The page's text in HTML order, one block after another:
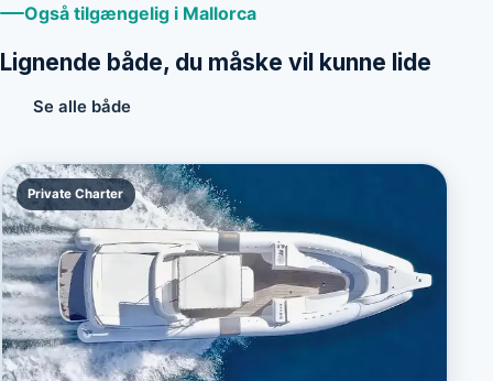
Også tilgængelig i Mallorca
Lignende både, du måske vil kunne lide
Se alle både
Private Charter